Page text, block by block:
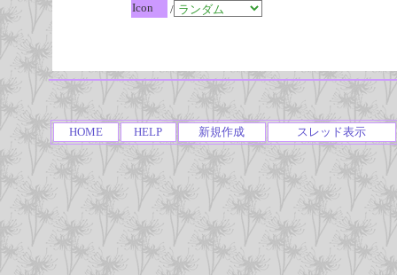
Icon
/
HOME HELP 新規作成 スレッド表示